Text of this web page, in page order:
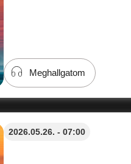
Meghallgatom
2026.05.26. - 07:00